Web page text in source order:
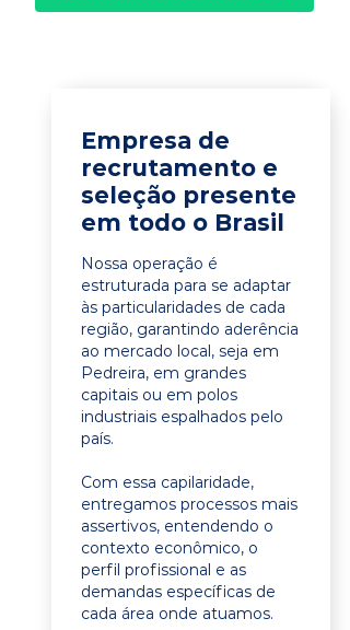
Empresa de
recrutamento e
seleção presente
em todo o Brasil
Nossa operação é
estruturada para se adaptar
às particularidades de cada
região, garantindo aderência
ao mercado local, seja em
Pedreira, em grandes
capitais ou em polos
industriais espalhados pelo
país.
Com essa capilaridade,
entregamos processos mais
assertivos, entendendo o
contexto econômico, o
perfil profissional e as
demandas específicas de
cada área onde atuamos.